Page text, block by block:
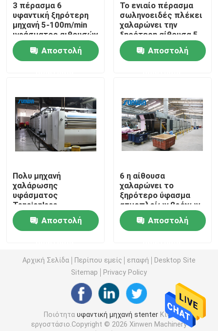
Ζητήστε ένα απόσπασμα
υφαντική μηχανή stenter
Μηχανή Stenter υφάσματος
Υφαντική αποξηραντική μηχανή
Μηχανή ρύθμισης θερμότητας υφάσματος
Υφαντική μηχανή λήξης
Tenter μηχανή πλαισίων
υφαντική βάφοντας μηχανή
Μηχανή υφαντικής εκτύπωσης
Πέστε την αποξηραντική μηχανή
3 πέρασμα 6
υφαντική ξηρότερη
μηχανή 5-100m/min
υφάσματος αιθουσών
Αποστολή
Το ενιαίο πέρασμα
σωληνοειδές πλέκει
χαλαρώνει την
ξηρότερη αίθουσα 5-
50m/min μηχανών 2-6
Αποστολή
Πολυ μηχανή
χαλάρωσης
υφάσματος
Tensionless
περασμάτων για τα
υφάσματα πετσετών
Αποστολή
6 η αίθουσα
χαλαρώνει το
ξηρότερο ύφασμα
ατμοπλοίων βρόχων
μηχανών 5-50m/Min
μετά από την
εκτύπωση
Αποστολή
Αρχική Σελίδα Περίπου εμείς επαφή
Desktop Site
Sitemap
Privacy Policy
Ποιότητα υφαντική μηχανή stenterΚίνα
εργοστάσιο.Copyright © 2026 Xinwen Machinery